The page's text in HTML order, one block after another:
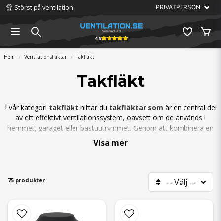
🏆 Störst på ventilation
4.8
Hem Ventilationsfläktar Takfläkt
Takfläkt
I vår kategori takfläkt hittar du takfläktar som är en central del
av ett effektivt ventilationssystem, oavsett om de används i
hemmet, garaget eller bastuutrymmet. Genom att kombinera en
takfläkt med en spiskåpa får du en tystare köksmiljö samtidigt
som nödvändig ventilation säkerställs under matlagning. Dessa
vilket gör dem flexibla för olika installationsbehov. De är utrustade
Visa mer
75 produkter -- Välj --